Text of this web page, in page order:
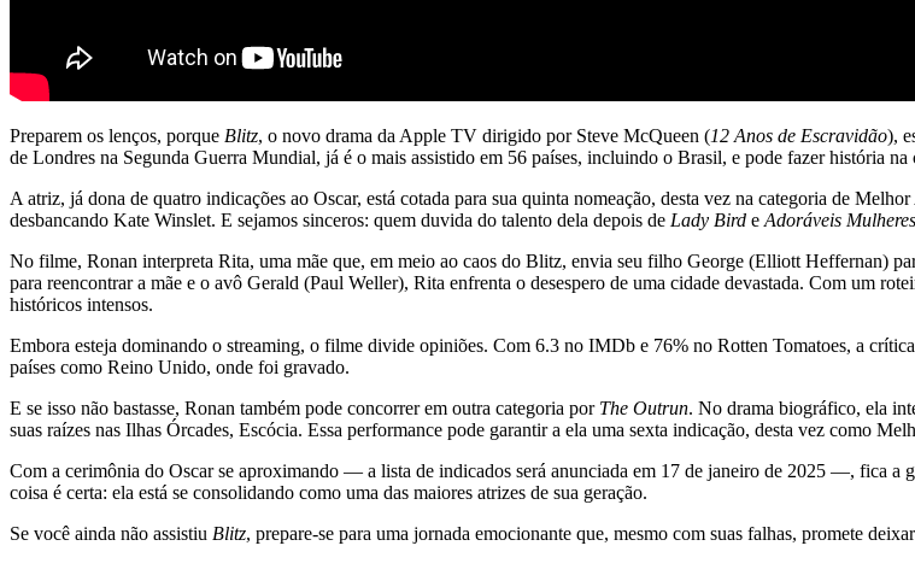
Preparem os lenços, porque Blitz, o novo drama da Apple TV dirigido por Steve McQueen (12 Anos de Escravidão),
de Londres na Segunda Guerra Mundial, já é o mais assistido em 56 países, incluindo o Brasil, e pode fazer história na
A atriz, já dona de quatro indicações ao Oscar, está cotada para sua quinta nomeação, desta vez na categoria de
desbancando Kate Winslet. E sejamos sinceros: quem duvida do talento dela depois de Lady Bird e Adoráveis Mulheres
No filme, Ronan interpreta Rita, uma mãe que, em meio ao caos do Blitz, envia seu filho George (Elliott Heffernan)
para reencontrar a mãe e o avô Gerald (Paul Weller), Rita enfrenta o desespero de uma cidade devastada. Com um
históricos intensos.
Embora esteja dominando o streaming, o filme divide opiniões. Com 6.3 no IMDb e 76% no Rotten Tomatoes, a
países como Reino Unido, onde foi gravado.
E se isso não bastasse, Ronan também pode concorrer em outra categoria por The Outrun. No drama biográfico, ela
suas raízes nas Ilhas Órcades, Escócia. Essa performance pode garantir a ela uma sexta indicação, desta vez como
Com a cerimônia do Oscar se aproximando — a lista de indicados será anunciada em 17 de janeiro de 2025 —, fica a
coisa é certa: ela está se consolidando como uma das maiores atrizes de sua geração.
Se você ainda não assistiu Blitz, prepare-se para uma jornada emocionante que, mesmo com suas falhas, promete